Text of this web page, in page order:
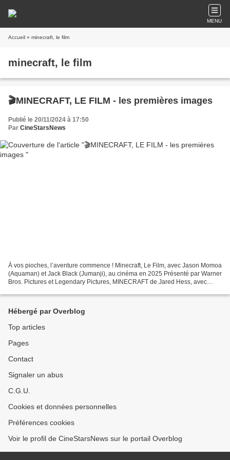
MENU
Accueil » minecraft, le film
minecraft, le film
🎬MINECRAFT, LE FILM - les premières images
Publié le 20/11/2024 à 17:50
Par CineStarsNews
À vos pioches, l’aventure commence ! Minecraft, Le Film, avec Jason Momoa
(Aquaman) et Jack Black (Jumanji), au cinéma en 2025 Présenté par Warner
Bros. Pictures et Legendary Pictures, MINECRAFT de Jared Hess, avec
Hébergé par Overblog
Top articles
Pages
Contact
Signaler un abus
C.G.U.
Cookies et données personnelles
Préférences cookies
Voir le profil de CineStarsNews sur le portail Overblog